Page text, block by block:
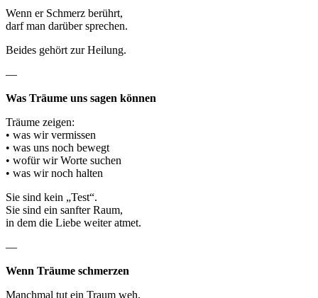
Wenn er Schmerz berührt,
darf man darüber sprechen.
Beides gehört zur Heilung.
—
Was Träume uns sagen können
Träume zeigen:
• was wir vermissen
• was uns noch bewegt
• wofür wir Worte suchen
• was wir noch halten
Sie sind kein „Test“.
Sie sind ein sanfter Raum,
in dem die Liebe weiter atmet.
—
Wenn Träume schmerzen
Manchmal tut ein Traum weh.